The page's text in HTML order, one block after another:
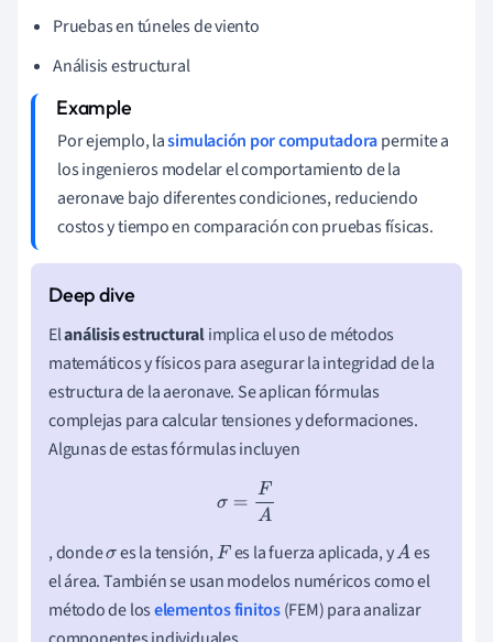
Pruebas en túneles de viento
Análisis estructural
Por ejemplo, lasimulación por computadorapermite a
los ingenieros modelar el comportamiento de la
aeronave bajo diferentes condiciones, reduciendo
costos y tiempo en comparación con pruebas físicas.
Elanálisis estructuralimplica el uso de métodos
matemáticos y físicos para asegurar la integridad de la
estructura de la aeronave. Se aplican fórmulas
complejas para calcular tensiones y deformaciones.
Algunas de estas fórmulas incluyen
σ=F A
, dondeσes la tensión,F es la fuerza aplicada, yA es
el área. También se usan modelos numéricos como el
método de loselementos finitos(FEM) para analizar